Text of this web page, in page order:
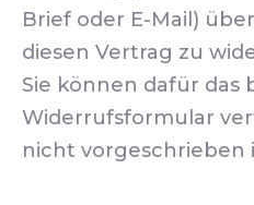
Brief oder E-Mail)
diesen Vertrag zu
Sie können dafür
Widerrufsformular
nicht vorgeschrieben